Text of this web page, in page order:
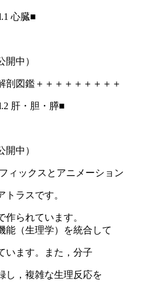
心臓■
開中）
剖図鑑＋＋＋＋＋＋＋＋＋
肝・胆・膵■
開中）
ィックスとアニメーション
トラスです。
作られています。
能（生理学）を統合して
います。また，分子
し，複雑な生理反応を